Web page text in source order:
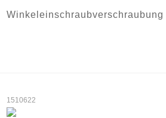
Winkeleinschraubverschraubung
1510622